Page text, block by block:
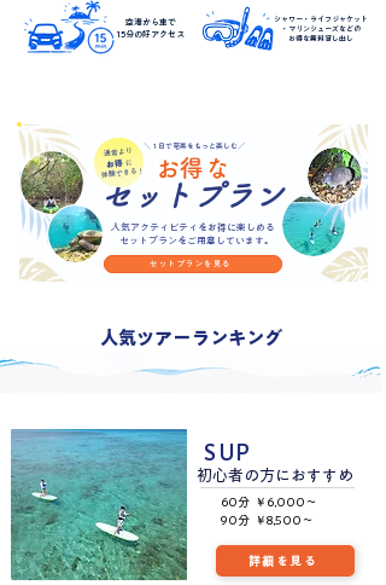
空港から車で
15分の好アクセス
シャワー・ライフジャケット
・マリンシューズなどの
お得な無料貸し出し
お得な
セットプラン
セットプランを見る
通常より
お得 に
体験できる！
人気アクティビティをお得に楽しめる
セットプランをご用意しています。
＼１日で奄美をもっと楽しむ／
人気ツアーランキング
SUP
60分 ￥6,000～
90分 ￥8,500～
詳細を見る
初心者の方におすすめ